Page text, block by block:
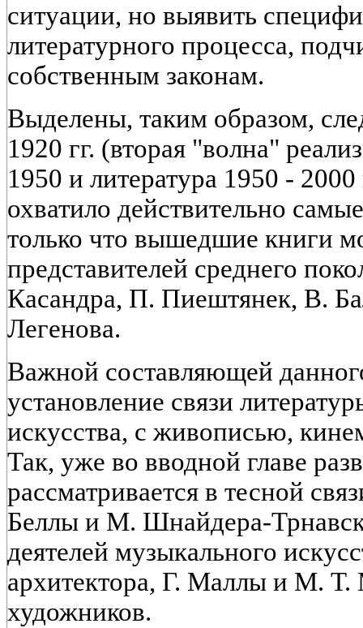
ситуации, но выявить
литературного процесса,
собственным законам.
Выделены, таким образом,
1920 гг. (вторая "волна"
1950 и литература 1950 -
охватило действительно
только что вышедшие книги
представителей среднего
Касандра, П. Пиештянек, В.
Легенова.
Важной составляющей
установление связи
искусства, с живописью,
Так, уже во вводной главе
рассматривается в тесной
Беллы и М. Шнайдера-
деятелей музыкального
архитектора, Г. Маллы и М. Т.
художников.